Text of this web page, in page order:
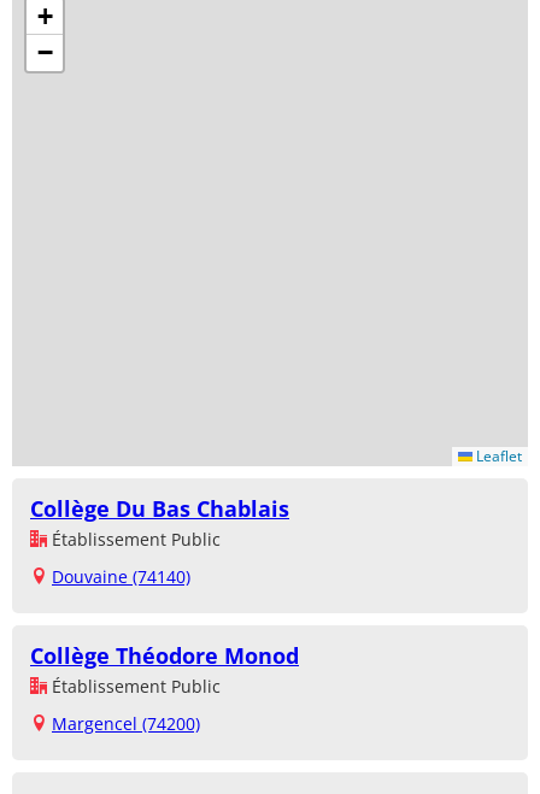
+
−
Leaflet
Collège Du Bas Chablais
Établissement Public
Douvaine (74140)
Collège Théodore Monod
Établissement Public
Margencel (74200)